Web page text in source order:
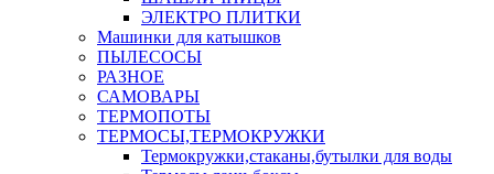
ЭЛЕКТРО ПЛИТКИ
Машинки для катышков
ПЫЛЕСОСЫ
РАЗНОЕ
САМОВАРЫ
ТЕРМОПОТЫ
ТЕРМОСЫ,ТЕРМОКРУЖКИ
Термокружки,стаканы,бутылки для воды